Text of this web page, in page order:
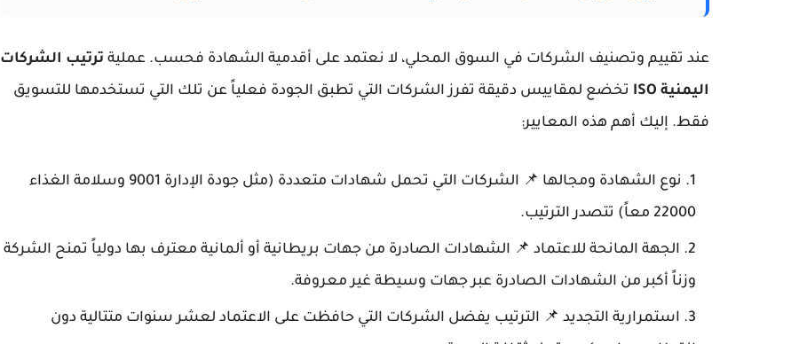
عند تقييم وتصنيف الشركات في السوق المحلي، لا نعتمد على أقدمية الشهادة فحسب. عملية ترتيب الشركات
اليمنية ISO
تخضع لمقاييس دقيقة تفرز الشركات التي تطبق الجودة فعلياً عن تلك التي تستخدمها للتسويق
فقط. إليك أهم هذه المعايير:
نوع الشهادة ومجالها 📌 الشركات التي تحمل شهادات متعددة (مثل جودة الإدارة 9001 وسلامة الغذاء
22000 معاً) تتصدر الترتيب.
الجهة المانحة للاعتماد 📌 الشهادات الصادرة من جهات بريطانية أو ألمانية معترف بها دولياً تمنح الشركة
وزناً أكبر من الشهادات الصادرة عبر جهات وسيطة غير معروفة.
استمرارية التجديد 📌 الترتيب يفضل الشركات التي حافظت على الاعتماد لعشر سنوات متتالية دون